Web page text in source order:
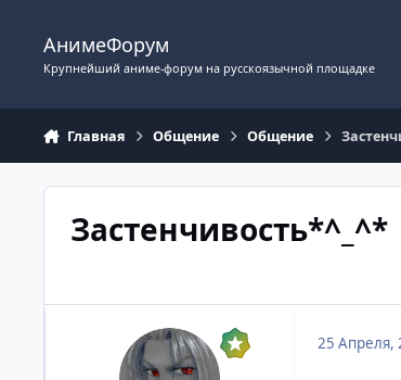
АнимеФорум
Крупнейший аниме-форум на русскоязычной площадке
Главная Общение Общение
Застенчивость*^_^*
25 Апреля,